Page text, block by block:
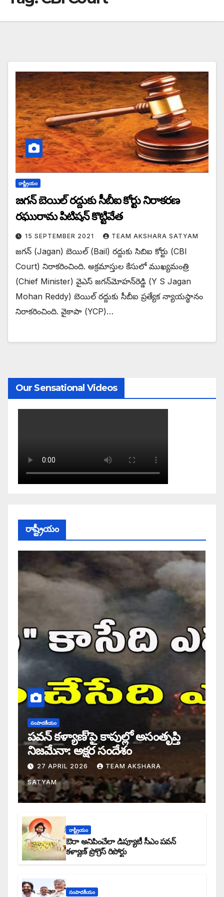
రాష్ట్రీయం
జగన్‌ బెయిల్‌ రద్దుకు సీబీఐ కోర్టు నిరాకరణ
రఘురామ పిటిషన్‌ కొట్టివేత
15 SEPTEMBER 2021 TEAM AKSHARA SATYAM
జగన్ (Jagan) బెయిల్ (Bail) రద్దుకు సిబిఐ కోర్టు (CBI
Court) నిరాకరించింది. అక్రమాస్తుల కేసులో ముఖ్యమంత్రి
(Chief Minister) వైఎస్‌ జగన్‌మోహన్‌రెడ్డి (Y S Jagan
Mohan Reddy) బెయిల్‌ రద్దుకు సీబీఐ ప్రత్యేక న్యాయస్థానం
నిరాకరించింది. వైకాపా (YCP)…
Our Sensational Videos
రాష్ట్రీయం
సంపాదకీయం
పవన్ కళ్యాణ్’పై కాపుల్లో అసంతృప్తి
నిజమేనా: అక్షర సందేశం
27 APRIL 2026 TEAM AKSHARA
SATYAM
రాష్ట్రీయం
ఔరా అనిపించేలా డిప్యూటీ సీఎం పవన్
కళ్యాణ్ ప్రోగ్రెస్ రిపోర్టు
సంపాదకీయం